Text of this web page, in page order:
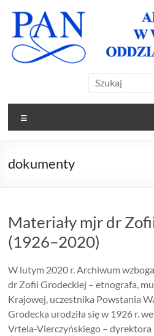
content
Archiwum
PAN
Oddział w
Poznaniu
Oddział w
dokumenty
Materiały mjr dr
(1926–2020)
W lutym 2020 r. Archiwum
dr Zofii Grodeckiej – etnografa,
Krajowej, uczestnika Powstania
Grodecka urodziła się w 1926 r.
Vrtela-Vierczyńskiego –